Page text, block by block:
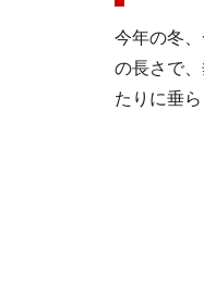
今年の冬
の長さで
たりに垂ら